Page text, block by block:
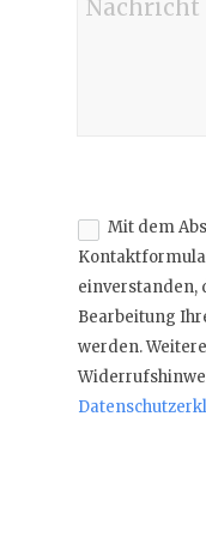
Mit dem
einverstanden,
Bearbeitung
werden.